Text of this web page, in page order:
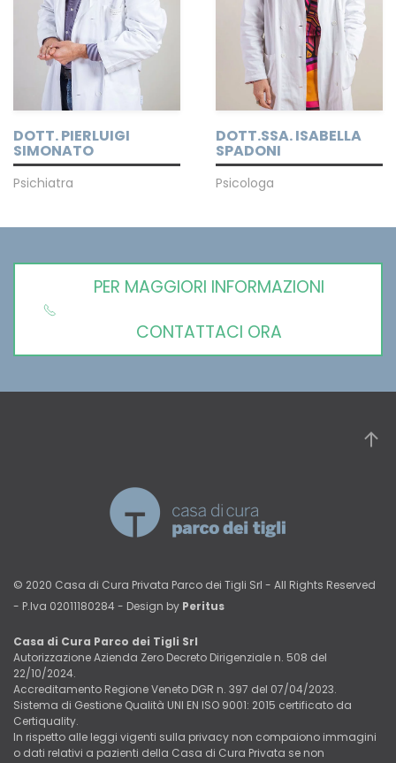
DOTT. PIERLUIGI
SIMONATO
Psichiatra
DOTT.SSA. ISABELLA
SPADONI
Psicologa
PER MAGGIORI INFORMAZIONI
CONTATTACI ORA
© 2020 Casa di Cura Privata Parco dei Tigli Srl - All Rights Reserved
- P.Iva 02011180284 - Design by Peritus
Casa di Cura Parco dei Tigli Srl
Autorizzazione Azienda Zero Decreto Dirigenziale n. 508 del
22/10/2024.
Accreditamento Regione Veneto DGR n. 397 del 07/04/2023.
Sistema di Gestione Qualità UNI EN ISO 9001: 2015 certificato da
Certiquality.
In rispetto alle leggi vigenti sulla privacy non compaiono immagini
o dati relativi a pazienti della Casa di Cura Privata se non